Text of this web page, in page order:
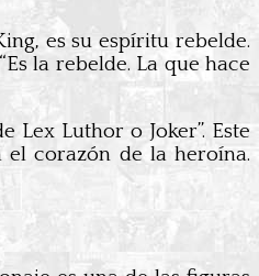
es su espíritu rebelde.
la rebelde. La que hace
Luthor o Joker”. Este
corazón de la heroína.